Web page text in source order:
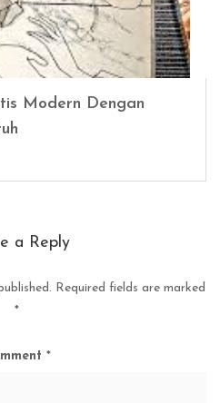
Modern Dengan
a Reply
Required fields are marked
*
*